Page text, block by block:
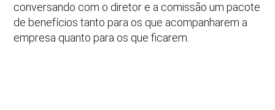
conversando com o diretor e a comissão um pacote
de benefícios tanto para os que acompanharem a
empresa quanto para os que ficarem.